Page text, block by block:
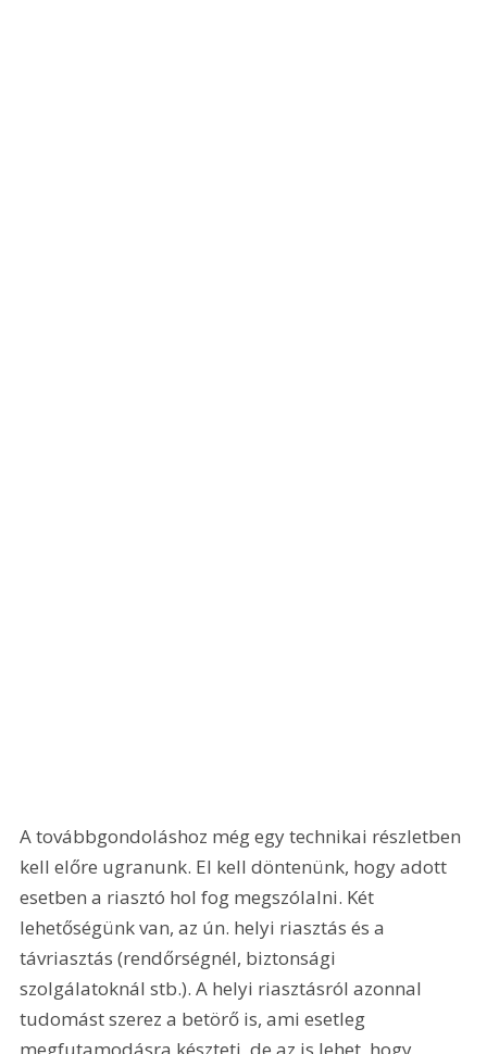
A továbbgondoláshoz még egy technikai részletben
kell előre ugranunk. El kell döntenünk, hogy adott
esetben a riasztó hol fog megszólalni. Két
lehetőségünk van, az ún. helyi riasztás és a
távriasztás (rendőrségnél, biztonsági
szolgálatoknál stb.). A helyi riasztásról azonnal
tudomást szerez a betörő is, ami esetleg